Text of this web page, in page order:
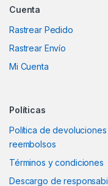
Cuenta
Rastrear Pedido
Rastrear Envío
Mi Cuenta
Políticas
Política de
reembolsos
Términos y condiciones
Descargo de